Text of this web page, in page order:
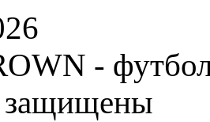
-
защищены